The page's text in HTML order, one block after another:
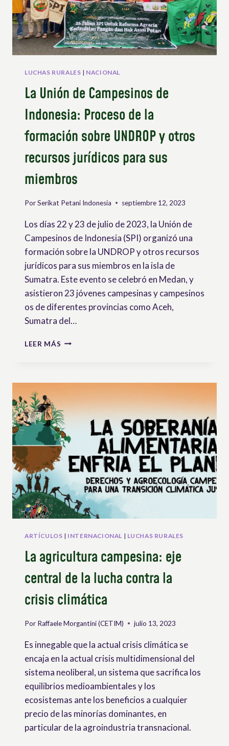
EL
CONSEJO
DE
DERECHOS
HUMANOS
LUCHAS RURALES | NACIONAL
La Unión de Campesinos de
Indonesia: Proceso de la
formación sobre UNDROP y otros
recursos jurídicos para sus
miembros
PorSerikat Petani Indonesia septiembre 12, 2023
Los días 22 y 23 de julio de 2023, la Unión de
Campesinos de Indonesia (SPI) organizó una
formación sobre la UNDROP y otros recursos
jurídicos para sus miembros en la isla de
Sumatra. Este evento se celebró en Medan, y
asistieron 23 jóvenes campesinas y campesinos
os de diferentes provincias como Aceh,
Sumatra del…
LEER MÁS LA
DE
DE
LA
FORMACIÓN
SOBRE
UNDROP
OTROS
RECURSOS
JURÍDICOS
PARA
MIEMBROS
ARTÍCULOS | INTERNACIONAL | LUCHAS RURALES
La agricultura campesina: eje
central de la lucha contra la
crisis climática
Por Raffaele Morgantini (CETIM) julio 13, 2023
Es innegable que la actual crisis climática se
encaja en la actual crisis multidimensional del
sistema neoliberal, un sistema que sacrifica los
equilibrios medioambientales y los
ecosistemas ante los beneficios a cualquier
precio de las minorías dominantes, en
particular de la agroindustria transnacional.